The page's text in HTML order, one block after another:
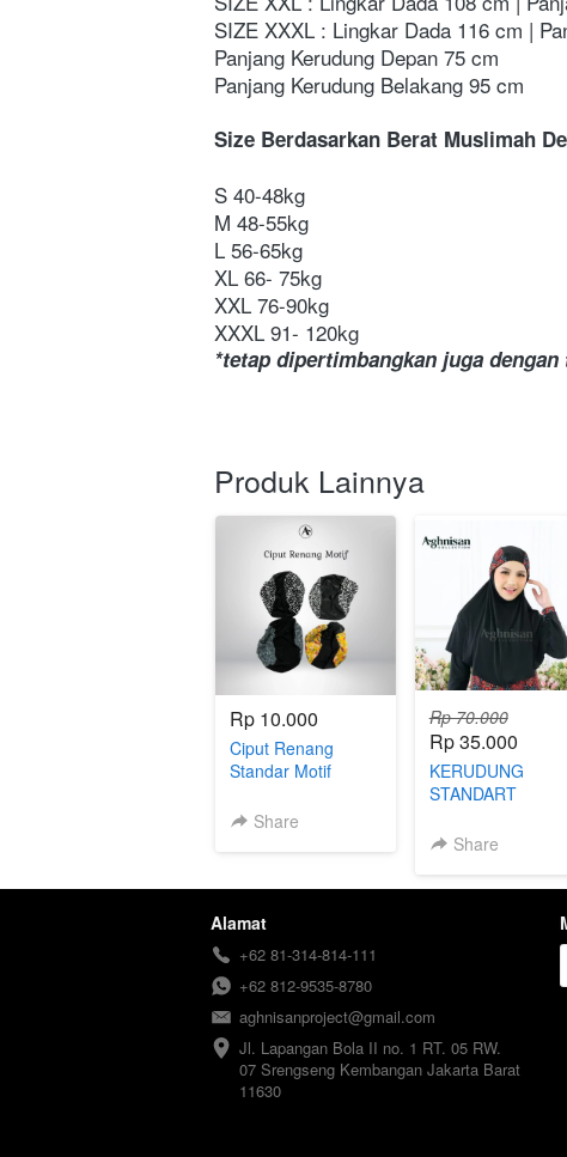
SIZE XXXL : Lingkar Dada 116 cm |
Panjang Kerudung Depan 75 cm
Panjang Kerudung Belakang 95 cm
Size Berdasarkan Berat Muslimah
S 40-48kg
M 48-55kg
L 56-65kg
XL 66- 75kg
XXL 76-90kg
XXXL 91- 120kg
*tetap dipertimbangkan juga
Produk Lainnya
Rp 10.000
Ciput Renang
Standar Motif
Share
Rp 70.000
Rp 35.000
KERUDUNG
STANDART
Share
Alamat
+62 81-314-814-111
+62 812-9535-8780
aghnisanproject@gmail.com
Jl. Lapangan Bola II no. 1 RT. 05 RW.
07 Srengseng Kembangan Jakarta Barat
11630